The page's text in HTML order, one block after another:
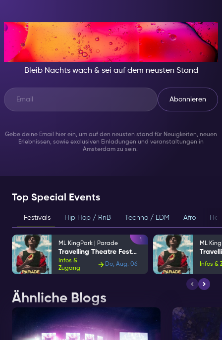
IN DER NACHT, SEI JEMAND
BESONDERES
Bleib Nachts wach & sei auf dem neusten Stand
Abonnieren
Gebe deine Email hier ein, um auf den neusten stand für Neuigkeiten, neuen
Erlebnissen, sowie exclusiven Einladungen und veranstaltungen in
Amsterdam zu sein.
Top Special Events
Festivals Hip Hop / RnB Techno / EDM Afro
ML KingPark | Parade
Travelling Theatre Festival
Infos &
Zugang
Do, Aug. 06
1
ML
Infos &
Ähnliche Blogs